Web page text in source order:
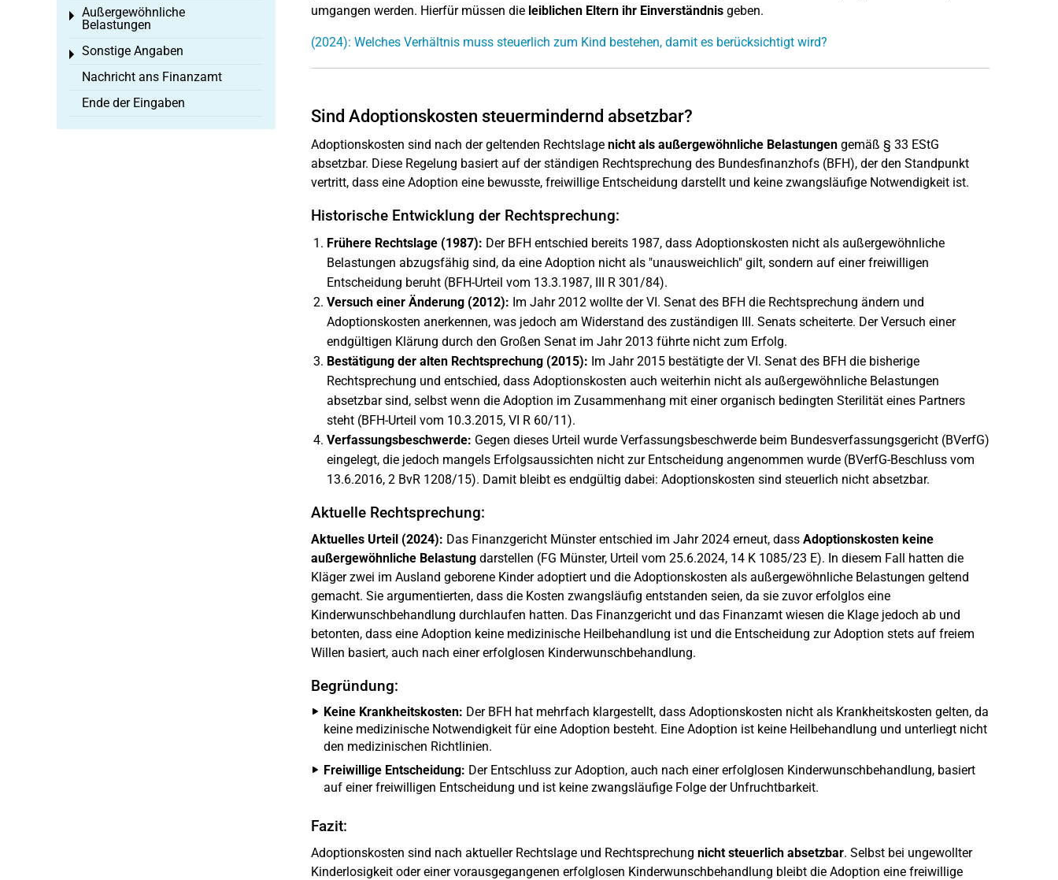
umgangen werden. Hierfür müssen die leiblichen Eltern ihr Einverständnisgeben.
(2024): Welches Verhältnis muss steuerlich zum Kind bestehen, damit es berücksichtigt wird?
Sind Adoptionskosten steuermindernd absetzbar?
Adoptionskosten sind nach der geltenden Rechtslage nicht als außergewöhnliche Belastungengemäß § 33 EStG
absetzbar. Diese Regelung basiert auf der ständigen Rechtsprechung des Bundesfinanzhofs (BFH), der den Standpunkt
vertritt, dass eine Adoption eine bewusste, freiwillige Entscheidung darstellt und keine zwangsläufige Notwendigkeit ist.
Historische Entwicklung der Rechtsprechung:
Frühere Rechtslage (1987): Der BFH entschied bereits 1987, dass Adoptionskosten nicht als außergewöhnliche
Belastungen abzugsfähig sind, da eine Adoption nicht als "unausweichlich" gilt, sondern auf einer freiwilligen
Entscheidung beruht (BFH-Urteil vom 13.3.1987, III R 301/84).
Versuch einer Änderung (2012): Im Jahr 2012 wollte der VI. Senat des BFH die Rechtsprechung ändern und
Adoptionskosten anerkennen, was jedoch am Widerstand des zuständigen III. Senats scheiterte. Der Versuch einer
endgültigen Klärung durch den Großen Senat im Jahr 2013 führte nicht zum Erfolg.
Bestätigung der alten Rechtsprechung (2015): Im Jahr 2015 bestätigte der VI. Senat des BFH die bisherige
Rechtsprechung und entschied, dass Adoptionskosten auch weiterhin nicht als außergewöhnliche Belastungen
absetzbar sind, selbst wenn die Adoption im Zusammenhang mit einer organisch bedingten Sterilität eines Partners
steht (BFH-Urteil vom 10.3.2015, VI R 60/11).
Verfassungsbeschwerde: Gegen dieses Urteil wurde Verfassungsbeschwerde beim Bundesverfassungsgericht (BVerfG)
eingelegt, die jedoch mangels Erfolgsaussichten nicht zur Entscheidung angenommen wurde (BVerfG-Beschluss vom
13.6.2016, 2 BvR 1208/15). Damit bleibt es endgültig dabei: Adoptionskosten sind steuerlich nicht absetzbar.
Aktuelle Rechtsprechung:
Aktuelles Urteil (2024): Das Finanzgericht Münster entschied im Jahr 2024 erneut, dass Adoptionskosten keine
außergewöhnliche Belastungdarstellen (FG Münster, Urteil vom 25.6.2024, 14 K 1085/23 E). In diesem Fall hatten die
Kläger zwei im Ausland geborene Kinder adoptiert und die Adoptionskosten als außergewöhnliche Belastungen geltend
gemacht. Sie argumentierten, dass die Kosten zwangsläufig entstanden seien, da sie zuvor erfolglos eine
Kinderwunschbehandlung durchlaufen hatten. Das Finanzgericht und das Finanzamt wiesen die Klage jedoch ab und
betonten, dass eine Adoption keine medizinische Heilbehandlung ist und die Entscheidung zur Adoption stets auf freiem
Willen basiert, auch nach einer erfolglosen Kinderwunschbehandlung.
Begründung:
Keine Krankheitskosten: Der BFH hat mehrfach klargestellt, dass Adoptionskosten nicht als Krankheitskosten gelten, da
keine medizinische Notwendigkeit für eine Adoption besteht. Eine Adoption ist keine Heilbehandlung und unterliegt nicht
den medizinischen Richtlinien.
Freiwillige Entscheidung: Der Entschluss zur Adoption, auch nach einer erfolglosen Kinderwunschbehandlung, basiert
auf einer freiwilligen Entscheidung und ist keine zwangsläufige Folge der Unfruchtbarkeit.
Fazit:
Adoptionskosten sind nach aktueller Rechtslage und Rechtsprechung nicht steuerlich absetzbar. Selbst bei ungewollter
Kinderlosigkeit oder einer vorausgegangenen erfolglosen Kinderwunschbehandlung bleibt die Adoption eine freiwillige
Außergewöhnliche
Belastungen
Toggle menu
Sonstige Angaben
Toggle menu
Nachricht ans Finanzamt
Ende der Eingaben